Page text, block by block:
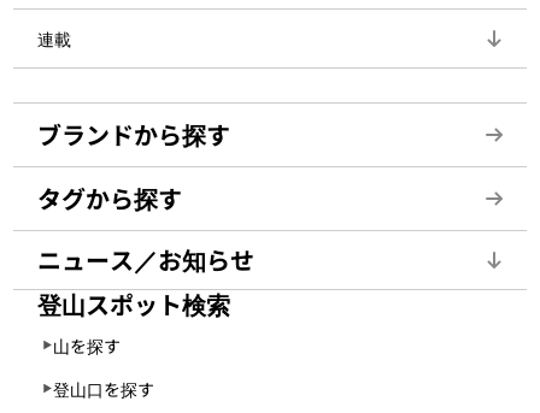
連載
ブランドから探す
タグから探す
ニュース／お知らせ
登山スポット検索
山を探す
登山口を探す